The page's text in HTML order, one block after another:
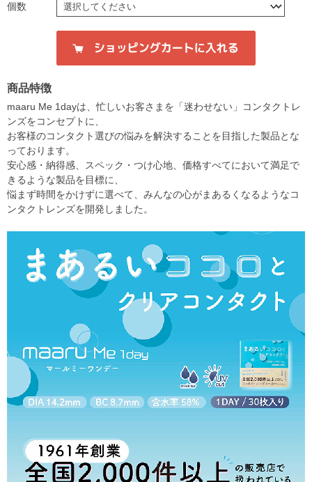
個数
商品特徴
maaru Me 1dayは、忙しいお客さまを「迷わせない」コンタクトレ
ンズをコンセプトに、
お客様のコンタクト選びの悩みを解決することを目指した製品とな
っております。
安心感・納得感、スペック・つけ心地、価格すべてにおいて満足で
きるような製品を目標に、
悩まず時間をかけずに選べて、みんなの心がまあるくなるようなコ
ンタクトレンズを開発しました。